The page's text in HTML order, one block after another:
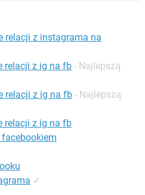
relacji z instagrama na
relacji z ig na fb - Najlepszą
relacji z ig na fb - Najlepszą
relacji z ig na fb
✓